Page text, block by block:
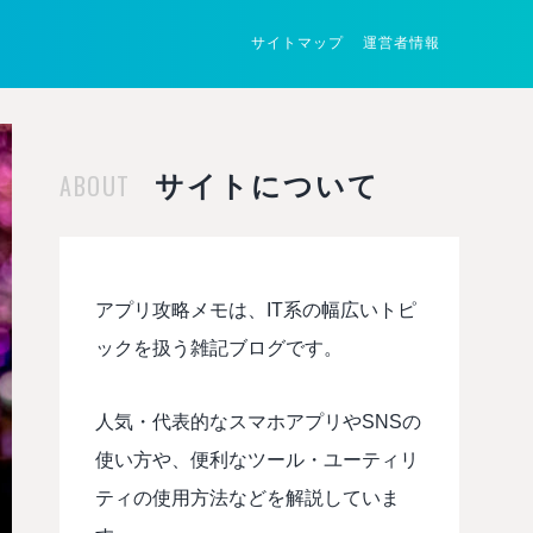
サイトマップ 運営者情報
ABOUT サイトについて
アプリ攻略メモは、IT系の幅広いトピ
ックを扱う雑記ブログです。
人気・代表的なスマホアプリやSNSの
使い方や、便利なツール・ユーティリ
ティの使用方法などを解説していま